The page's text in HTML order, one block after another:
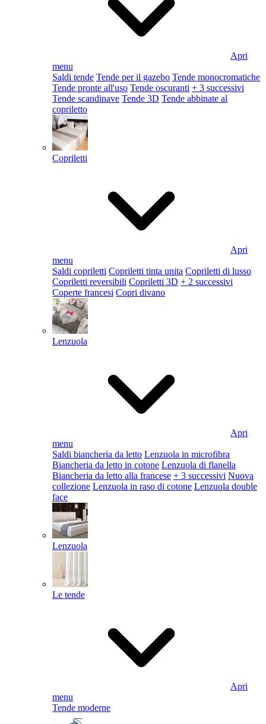
Apri
menu
Saldi tende Tende per il gazebo Tende monocromatiche
Tende pronte all'uso Tende oscuranti + 3 successivi
Tende scandinave Tende 3D Tende abbinate al
copriletto
Copriletti
Apri
menu
Saldi copriletti Copriletti tinta unita Copriletti di lusso
Copriletti reversibili Copriletti 3D + 2 successivi
Coperte francesi Copri divano
Lenzuola
Apri
menu
Saldi biancheria da letto Lenzuola in microfibra
Biancheria da letto in cotone Lenzuola di flanella
Biancheria da letto alla francese + 3 successivi Nuova
collezione Lenzuola in raso di cotone Lenzuola double
face
Lenzuola
Le tende
Apri
menu
Tende moderne